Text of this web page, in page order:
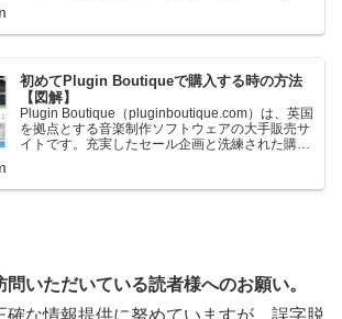
ます。＊無料配布終了予定日：日本時間：
初めてPlugin Boutiqueで購入する時の方法
【図解】
Plugin Boutique（pluginboutique.com）は、英国
を拠点とする音楽制作ソフトウェアの大手販売サ
イトです。充実したセール企画と洗練された購入
に知っておきたいこと価格表示に…
問いただいている読者様へのお願い。